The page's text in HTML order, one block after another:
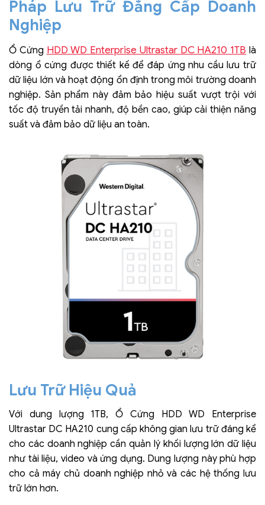
Pháp Lưu Trữ Đẳng Cấp Doanh
Nghiệp
Ổ Cứng HDD WD Enterprise Ultrastar DC HA210 1TB là
dòng ổ cứng được thiết kế để đáp ứng nhu cầu lưu trữ
dữ liệu lớn và hoạt động ổn định trong môi trường doanh
nghiệp. Sản phẩm này đảm bảo hiệu suất vượt trội với
tốc độ truyền tải nhanh, độ bền cao, giúp cải thiện năng
suất và đảm bảo dữ liệu an toàn.
Lưu Trữ Hiệu Quả
Với dung lượng 1TB, Ổ Cứng HDD WD Enterprise
Ultrastar DC HA210 cung cấp không gian lưu trữ đáng kể
cho các doanh nghiệp cần quản lý khối lượng lớn dữ liệu
như tài liệu, video và ứng dụng. Dung lượng này phù hợp
cho cả máy chủ doanh nghiệp nhỏ và các hệ thống lưu
trữ lớn hơn.